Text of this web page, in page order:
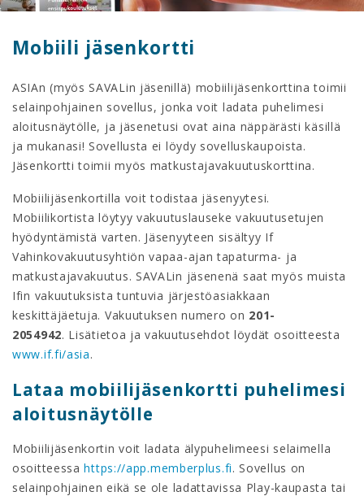
Mobiili jäsenkortti
ASIAn (myös SAVALin jäsenillä) mobiilijäsenkorttina toimii
selainpohjainen sovellus, jonka voit ladata puhelimesi
aloitusnäytölle, ja jäsenetusi ovat aina näppärästi käsillä
ja mukanasi! Sovellusta ei löydy sovelluskaupoista.
Jäsenkortti toimii myös matkustajavakuutuskorttina.
Mobiilijäsenkortilla voit todistaa jäsenyytesi.
Mobiilikortista löytyy vakuutuslauseke vakuutusetujen
hyödyntämistä varten. Jäsenyyteen sisältyy If
Vahinkovakuutusyhtiön vapaa-ajan tapaturma- ja
matkustajavakuutus. SAVALin jäsenenä saat myös muista
Ifin vakuutuksista tuntuvia järjestöasiakkaan
keskittäjäetuja. Vakuutuksen numero on 201-
2054942. Lisätietoa ja vakuutusehdot löydät osoitteesta
www.if.fi/asia.
Lataa mobiilijäsenkortti puhelimesi
aloitusnäytölle
Mobiilijäsenkortin voit ladata älypuhelimeesi selaimella
osoitteessahttps://app.memberplus.fi. Sovellus on
selainpohjainen eikä se ole ladattavissa Play-kaupasta tai